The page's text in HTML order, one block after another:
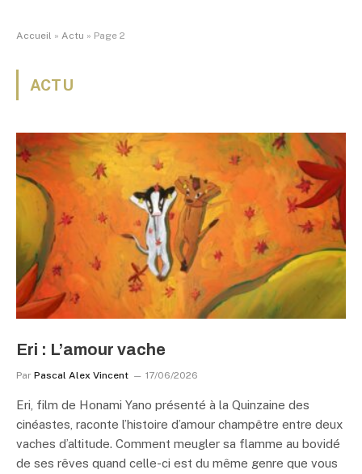
Accueil » Actu » Page 2
ACTU
Eri : L’amour vache
Par Pascal Alex Vincent 17/06/2026
Eri, film de Honami Yano présenté à la Quinzaine des
cinéastes, raconte l’histoire d’amour champêtre entre deux
vaches d’altitude. Comment meugler sa flamme au bovidé
de ses rêves quand celle-ci est du même genre que vous